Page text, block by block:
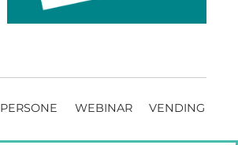
PERSONE WEBINAR VENDING